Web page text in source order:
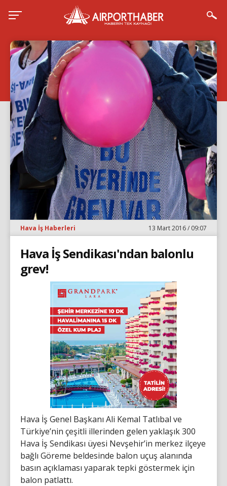
Hava İş Haberleri 13 Mart 2016 / 09:07
Hava İş Sendikası'ndan balonlu
grev!
Hava İş Genel Başkanı Ali Kemal Tatlıbal ve
Türkiye’nin çeşitli illerinden gelen yaklaşık 300
Hava İş Sendikası üyesi Nevşehir’in merkez ilçeye
bağlı Göreme beldesinde balon uçuş alanında
basın açıklaması yaparak tepki göstermek için
balon patlattı.